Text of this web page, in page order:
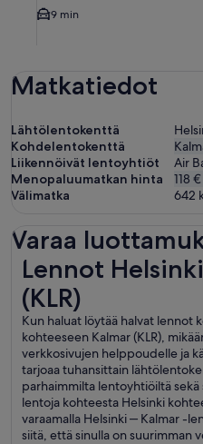
9 min
Matkatiedot
Lähtölentokenttä
Kohdelentokenttä
Liikennöivät lentoyhtiöt
Air
Menopaluumatkan hinta
118 €
Välimatka
642
Varaa
Lennot
(KLR)
Kun haluat löytää halvat lennot
kohteeseen Kalmar (KLR),
verkkosivujen helppoudelle ja
tarjoaa tuhansittain
parhaimmilta lentoyhtiöiltä
lentoja kohteesta Helsinki
varaamalla Helsinki ‒ Kalmar -
siitä, että sinulla on suurimman
Lennot Helsinki (HEL) ‒